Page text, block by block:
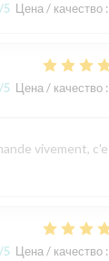
/5 Цена / качество:
/5 Цена / качество:
vivement,
/5 Цена / качество: